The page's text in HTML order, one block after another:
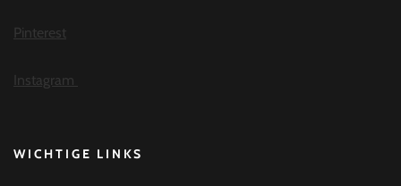
Pinterest
Instagram
WICHTIGE LINKS